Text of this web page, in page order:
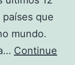
que
mundo.
Continue